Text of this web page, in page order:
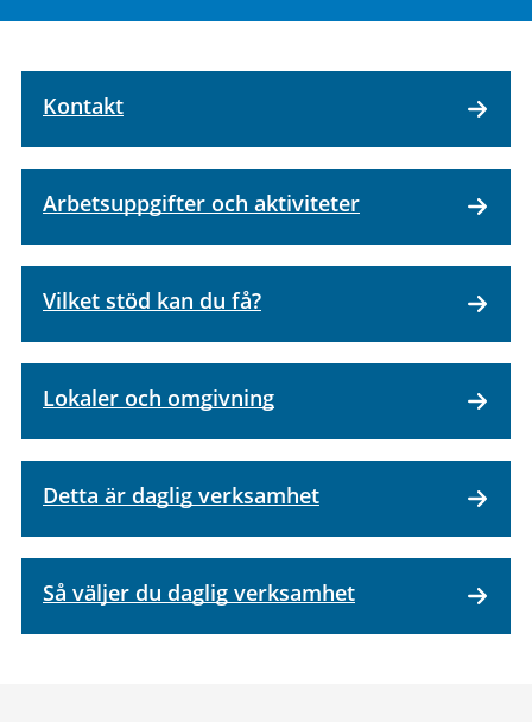
Kontakt
Arbetsuppgifter och aktiviteter
Vilket stöd kan du få?
Lokaler och omgivning
Detta är daglig verksamhet
Så väljer du daglig verksamhet